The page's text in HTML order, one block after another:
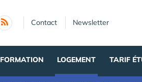
Contact Newsletter
FORMATION LOGEMENT TARIF